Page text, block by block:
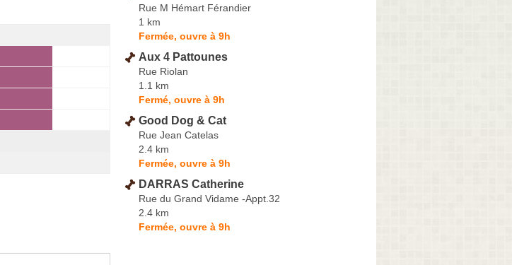
Rue M Hémart Férandier
1 km
Fermée, ouvre à 9h
Aux 4 Pattounes
Rue Riolan
1.1 km
Fermé, ouvre à 9h
Good Dog & Cat
Rue Jean Catelas
2.4 km
Fermée, ouvre à 9h
DARRAS Catherine
Rue du Grand Vidame -Appt.32
2.4 km
Fermée, ouvre à 9h